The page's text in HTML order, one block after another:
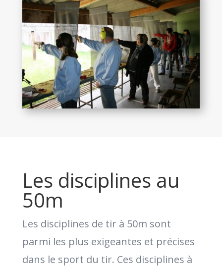
Les disciplines au
50m
Les disciplines de tir à 50m sont
parmi les plus exigeantes et précises
dans le sport du tir. Ces disciplines à